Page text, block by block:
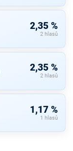
2,35 %
2 hlasů
2,35 %
2 hlasů
1,17 %
1 hlasů